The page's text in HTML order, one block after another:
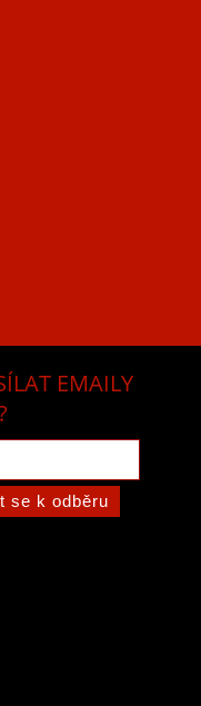
EMAILY